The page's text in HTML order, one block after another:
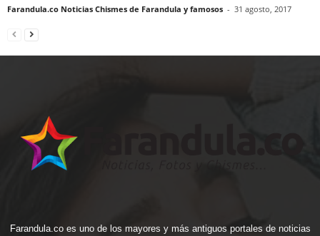
Farandula.co Noticias Chismes de Farandula y famosos - 31 agosto, 2017
Farandula.co es uno de los mayores y más antiguos portales de noticias